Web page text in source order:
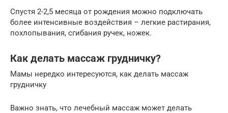
Спустя 2-2,5 месяца от рождения можно подключать
более интенсивные воздействия – легкие растирания,
похлопывания, сгибания ручек, ножек.
Как делать массаж грудничку?
Мамы нередко интересуются, как делать массаж
грудничку
Важно знать, что лечебный массаж может делать